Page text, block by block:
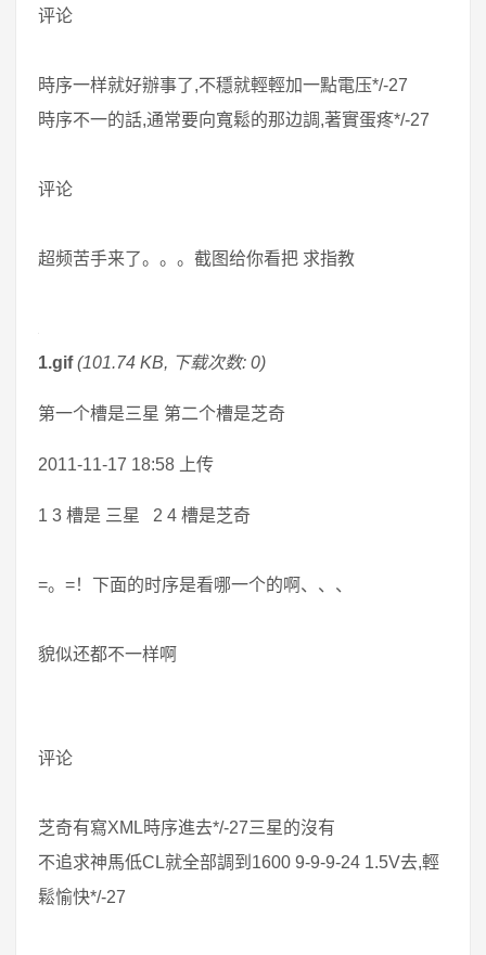
评论
時序一样就好辦事了,不穩就輕輕加一點電压*/-27
時序不一的話,通常要向寬鬆的那边調,著實蛋疼*/-27
评论
超频苦手来了。。。截图给你看把 求指教
1.gif (101.74 KB, 下载次数: 0)
第一个槽是三星 第二个槽是芝奇
2011-11-17 18:58 上传
1 3 槽是 三星 2 4 槽是芝奇
=。=！下面的时序是看哪一个的啊、、、
貌似还都不一样啊
评论
芝奇有寫XML時序進去*/-27三星的沒有
不追求神馬低CL就全部調到1600 9-9-9-24 1.5V去,輕
鬆愉快*/-27